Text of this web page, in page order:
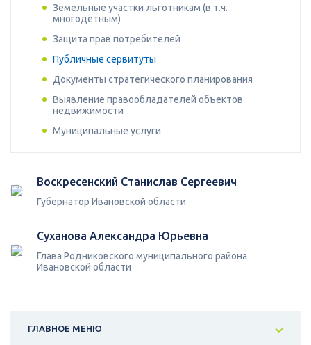
Земельные участки льготникам (в т.ч.
многодетным)
Защита прав потребителей
Публичные сервитуты
Документы стратегического планирования
Выявление правообладателей объектов
недвижимости
Муниципальные услуги
Воскресенский Станислав Сергеевич
Губернатор Ивановской области
Суханова Александра Юрьевна
Глава Родниковского муниципального района
Ивановской области
ГЛАВНОЕ МЕНЮ